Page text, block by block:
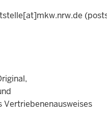
[at]mkw.nrw.de
Vertriebenenausweises